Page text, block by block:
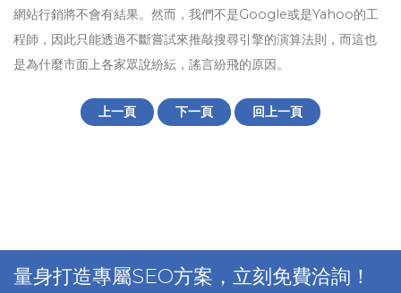
網站行銷將不會有結果。然而，我們不是Google或是Yahoo的工
程師，因此只能透過不斷嘗試來推敲搜尋引擎的演算法則，而這也
是為什麼市面上各家眾說紛紜，謠言紛飛的原因。
上一頁 下一頁 回上一頁
量身打造專屬SEO方案，立刻免費洽詢！